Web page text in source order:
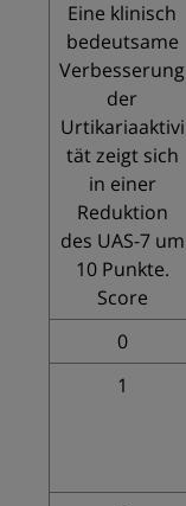
Eine klinisch
bedeutsame
Verbesserung
der
Urtikariaaktivi
tät zeigt sich
in einer
Reduktion
des UAS-7 um
10 Punkte.
Score
0
1